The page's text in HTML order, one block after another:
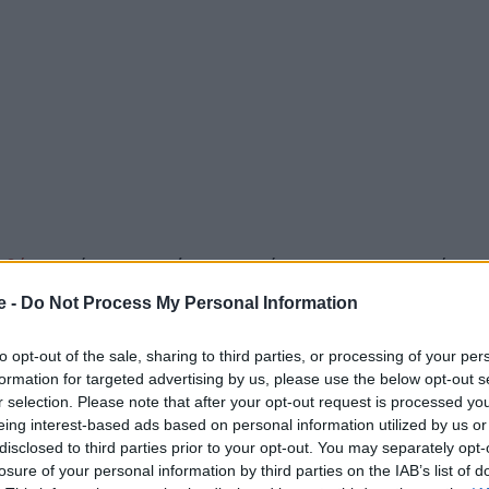
- Do Not Process My Personal Information
opt-out of the sale, sharing to third parties, or processing of your
for targeted advertising by us, please use the below opt-out
selection. Please note that after your opt-out request is processed
interest-based ads based on personal information utilized by us
to third parties prior to your opt-out. You may separately
of your personal information by third parties on the IAB’s list of
από Φρανκφούρτη και Μόναχο, η αεροπορική
ακόμη περισσότερους επιβάτες να επισκεφτούν την
λόγους.
Advertisement -